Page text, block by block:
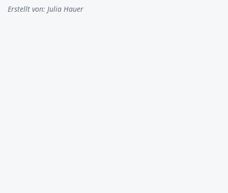
Erstellt von: Julia Hauer